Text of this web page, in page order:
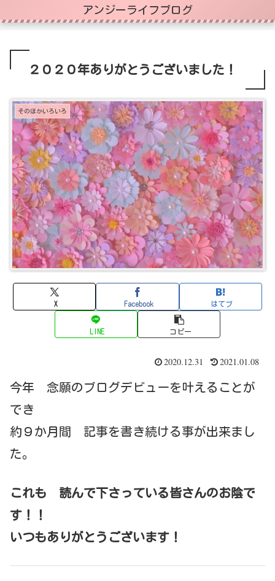
アンジーライフブログ
２０２０年ありがとうございました！
そのほかいろいろ
X Facebook はてブ
LINE コピー
2020.12.31 2021.01.08
今年 念願のブログデビューを叶えることが
でき
約９か月間 記事を書き続ける事が出来まし
た。
これも 読んで下さっている皆さんのお陰で
す！！
いつもありがとうございます！